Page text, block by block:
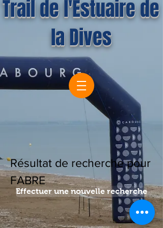
Trail de l'Estuaire de
la Dives
Résultat de recherche pour
FABRE
Effectuer une nouvelle recherche